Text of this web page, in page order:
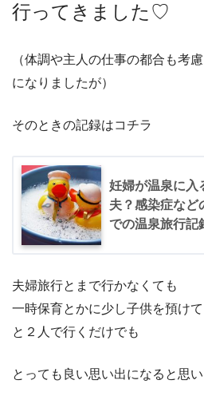
行ってきました♡
（体調や主人の仕事の都合も考
になりましたが）
そのときの記録はコチラ
妊婦が温泉に入
夫？感染症など
での温泉旅行
夫婦旅行とまで行かなくても
一時保育とかに少し子供を預け
と２人で行くだけでも
とっても良い思い出になると思